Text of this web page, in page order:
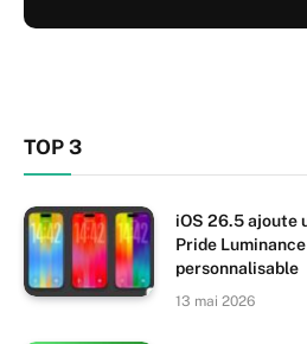
TOP 3
iOS 26.5 ajoute
Pride
personnalisable
13 mai 2026